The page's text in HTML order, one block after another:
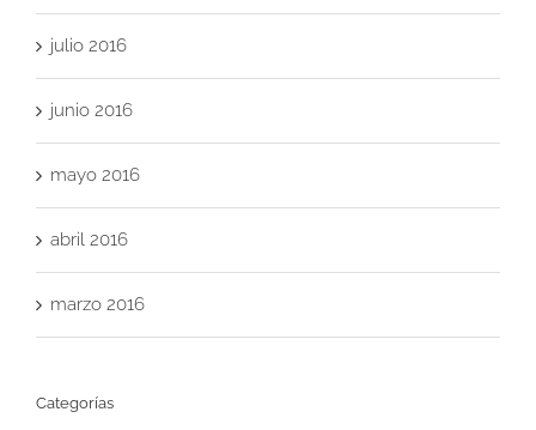
julio 2016
junio 2016
mayo 2016
abril 2016
marzo 2016
Categorías